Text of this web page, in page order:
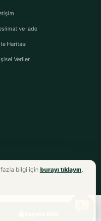
ve İade
Haritası
Veriler
bilgi için burayı tıklayın.